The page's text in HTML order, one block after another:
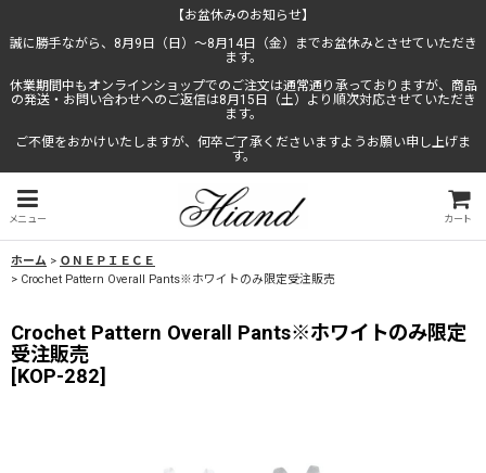
【お盆休みのお知らせ】
誠に勝手ながら、8月9日（日）〜8月14日（金）までお盆休みとさせていただき
ます。
休業期間中もオンラインショップでのご注文は通常通り承っておりますが、商品
の発送・お問い合わせへのご返信は8月15日（土）より順次対応させていただき
ます。
ご不便をおかけいたしますが、何卒ご了承くださいますようお願い申し上げま
す。
メニュー カート
ホーム > ＯＮＥＰＩＥＣＥ
> Crochet Pattern Overall Pants※ホワイトのみ限定受注販売
Crochet Pattern Overall Pants※ホワイトのみ限定
受注販売
[KOP-282]